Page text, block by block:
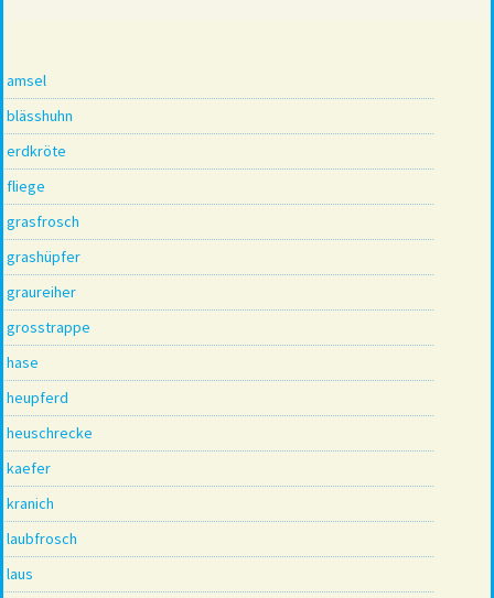
amsel
blässhuhn
erdkröte
fliege
grasfrosch
grashüpfer
graureiher
grosstrappe
hase
heupferd
heuschrecke
kaefer
kranich
laubfrosch
laus